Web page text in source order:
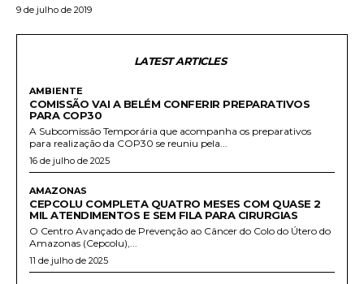
9 de julho de 2019
LATEST ARTICLES
AMBIENTE
COMISSÃO VAI A BELÉM CONFERIR PREPARATIVOS
PARA COP30
A Subcomissão Temporária que acompanha os preparativos
para realização da COP30 se reuniu pela...
16 de julho de 2025
AMAZONAS
CEPCOLU COMPLETA QUATRO MESES COM QUASE 2
MIL ATENDIMENTOS E SEM FILA PARA CIRURGIAS
O Centro Avançado de Prevenção ao Câncer do Colo do Útero do
Amazonas (Cepcolu),...
11 de julho de 2025